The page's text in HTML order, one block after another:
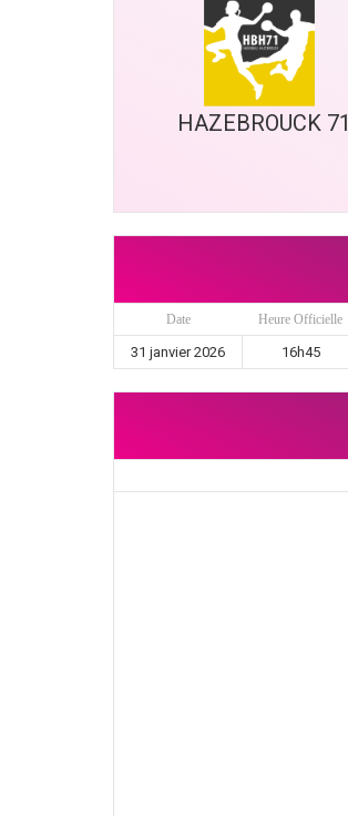
HAZEBROUCK 71
Date Heure Officielle
31 janvier 2026 16h45